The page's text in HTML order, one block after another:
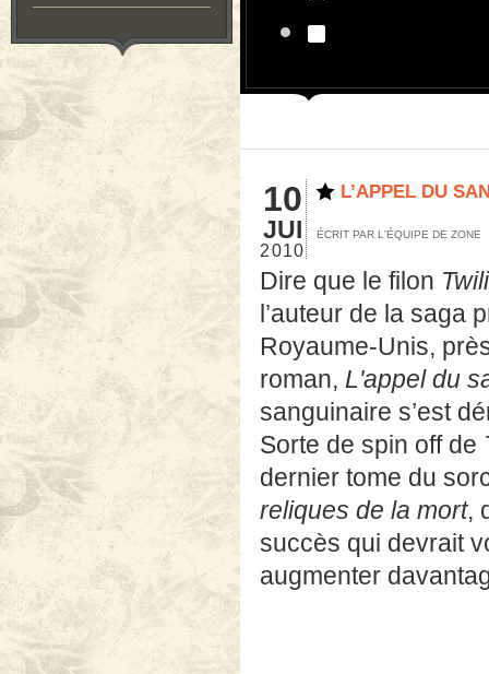
10
JUI
2010
L’APPEL DU
ÉCRIT PAR L'ÉQUIPE DE ZONE
Dire que le filon
l’auteur de la saga
Royaume-Unis,
roman, L'appel du
sanguinaire s’est
Sorte de spin off de
dernier tome du
reliques de la mort,
succès qui devrait
augmenter